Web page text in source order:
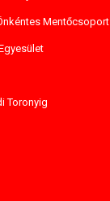
Mentőcsoport
Toronyig